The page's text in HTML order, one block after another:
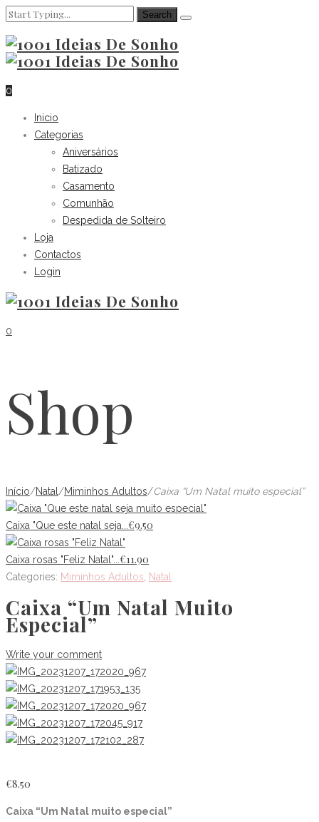
0
Inicio
Categorias
Aniversários
Batizado
Casamento
Comunhão
Despedida de Solteiro
Loja
Contactos
Login
0
Shop
Início/Natal /Miminhos Adultos/Caixa “Um Natal muito especial”
Caixa "Que este natal seja... €9.50
Caixa rosas "Feliz Natal"... €11.90
Categories: Miminhos Adultos Natal
Caixa “Um Natal Muito
Especial”
Write your comment
€8.50
Caixa “Um Natal muito especial”